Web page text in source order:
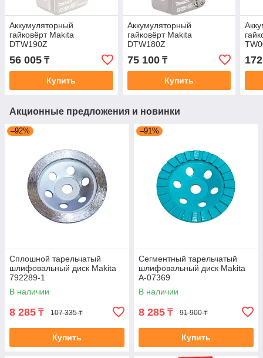
Аккумуляторный
гайковёрт Makita
DTW190Z
56 005 ₸
Купить
Аккумуляторный
гайковёрт Makita
DTW180Z
75 100₸
Купить
Акционные предложения и новинки
–92%
Сплошной тарельчатый
шлифовальный диск Makita
792289-1
В наличии
8 285 ₸ 107 335 ₸
Купить
–91%
Сегментный тарельчатый
шлифовальный диск Makita
A-07369
В наличии
8 285 ₸ 91 900 ₸
Купить